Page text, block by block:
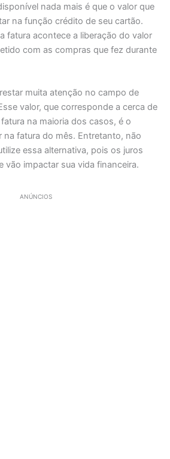
nada mais é que o valor que
na função crédito de seu cartão.
fatura acontece a liberação do valor
com as compras que fez durante
muita atenção no campo de
valor, que corresponde a cerca de
na maioria dos casos, é o
na fatura do mês. Entretanto, não
essa alternativa, pois os juros
vão impactar sua vida financeira.
ANÚNCIOS